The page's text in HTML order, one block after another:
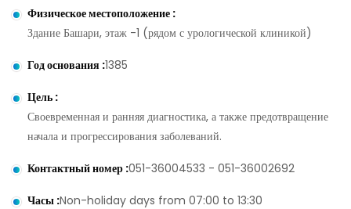
Физическое местоположение :
Здание Башари, этаж -1 (рядом с урологической клиникой)
Год основания :1385
Цель :
Своевременная и ранняя диагностика, а также предотвращение
начала и прогрессирования заболеваний.
Контактный номер :051-36004533 - 051-36002692
Часы :Non-holiday days from 07:00 to 13:30